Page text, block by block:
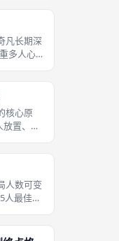
凡长期深
多人心
独创旅程
核心原
置、随
现代复合
人数可变
人最佳格
玩体感，